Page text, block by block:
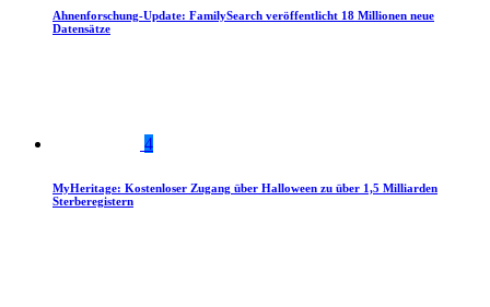
Ahnenforschung-Update: FamilySearch veröffentlicht 18 Millionen neue
Datensätze
4
MyHeritage: Kostenloser Zugang über Halloween zu über 1,5 Milliarden
Sterberegistern